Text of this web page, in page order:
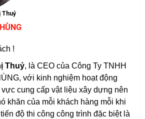
Thuỷ
!
Thuỷ, là CEO của Công Ty TNHH
với kinh nghiệm hoạt động
vực cung cấp vật liệu xây dựng nên
khăn của mỗi khách hàng mỗi khi
độ thi công công trình đặc biệt là